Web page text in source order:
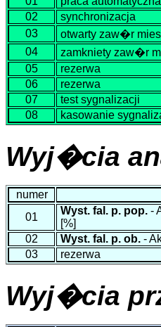
02
synchronizacja
03
otwarty zaw�r
04
zamkniety zaw�r
05
rezerwa
06
rezerwa
07
test sygnalizacji
08
kasowanie
Wyj�cia
numer
01
Wyst. fal. p. pop.-
[%]
02
Wyst. fal. p. ob.-
03
rezerwa
Wyj�cia